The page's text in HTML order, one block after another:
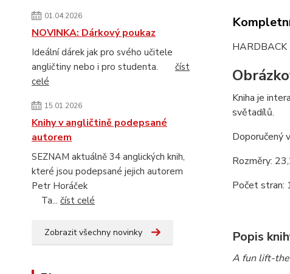
01.04.2026
NOVINKA: Dárkový poukaz
Ideální dárek jak pro svého učitele
angličtiny nebo i pro studenta. číst
celé
15.01.2026
Knihy v angličtině podepsané
autorem
SEZNAM aktuálně 34 anglických knih,
které jsou podepsané jejich autorem
Petr Horáček
Ta... číst celé
Zobrazit všechny novinky
HARDBACK
Kniha je
světadílů.
Doporučený
Rozměry:
Počet stran:
Popis
A fun lift-